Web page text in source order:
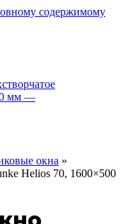
содержимому
окна »
Helios 70, 1600×500